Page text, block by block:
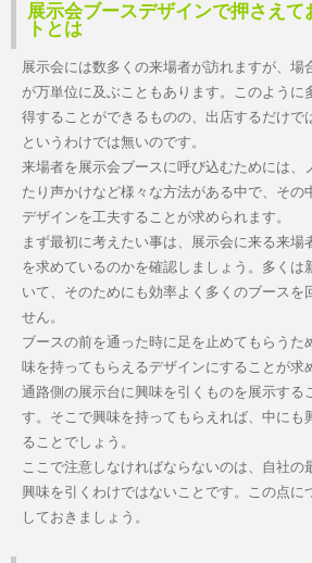
展示会ブースデザインで押さえて
トとは
展示会には数多くの来場者が訪れますが、場
が万単位に及ぶこともあります。このように
得することができるものの、出店するだけで
というわけでは無いのです。
来場者を展示会ブースに呼び込むためには、
たり声かけなど様々な方法がある中で、その
デザインを工夫することが求められます。
まず最初に考えたい事は、展示会に来る来場
を求めているのかを確認しましょう。多くは
いて、そのためにも効率よく多くのブースを
せん。
ブースの前を通った時に足を止めてもらうた
味を持ってもらえるデザインにすることが求
通路側の展示台に興味を引くものを展示する
す。そこで興味を持ってもらえれば、中にも
ることでしょう。
ここで注意しなければならないのは、自社の
興味を引くわけではないことです。この点に
しておきましょう。